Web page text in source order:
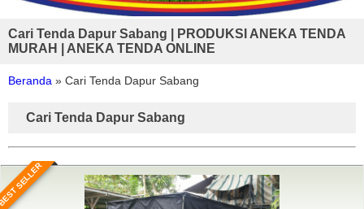
Cari Tenda Dapur Sabang | PRODUKSI ANEKA TENDA
MURAH | ANEKA TENDA ONLINE
Beranda » Cari Tenda Dapur Sabang
Cari Tenda Dapur Sabang
SELLER